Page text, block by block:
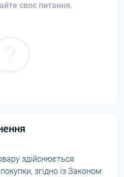
своє питання.
здійснюється
згідно із Законом